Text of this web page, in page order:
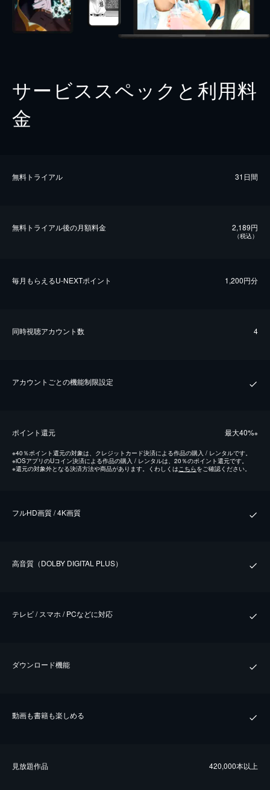
サービススペックと利用料
金
無料トライアル 31日間
無料トライアル後の⽉額料金 2,189円
（税込）
毎⽉もらえるU-NEXTポイント 1,200円分
同時視聴アカウント数 4
アカウントごとの機能制限設定
ポイント還元 最⼤40%※
※40％ポイント還元の対象は、クレジットカード決済による作品の購入 / レンタルです。
※iOSアプリのUコイン決済による作品の購入 / レンタルは、20％のポイント還元です。
※還元の対象外となる決済方法や商品があります。くわしくはこちらをご確認ください。
フルHD画質 / 4K画質
⾼⾳質（DOLBY DIGITAL PLUS）
テレビ / スマホ / PCなどに対応
ダウンロード機能
動画も書籍も楽しめる
⾒放題作品 420,000本以上